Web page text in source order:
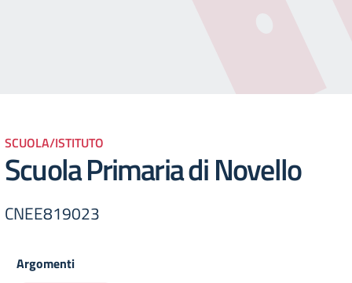
SCUOLA/ISTITUTO
Scuola Primaria di Novello
CNEE819023
Argomenti